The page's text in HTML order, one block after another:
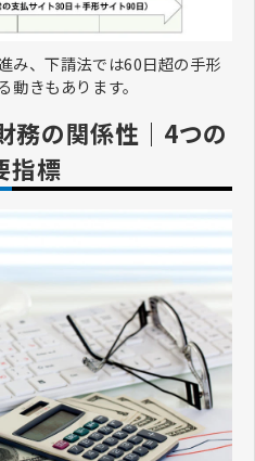
み、下請法では60日超の手形
きもあります。
務の関係性｜4つの
指標